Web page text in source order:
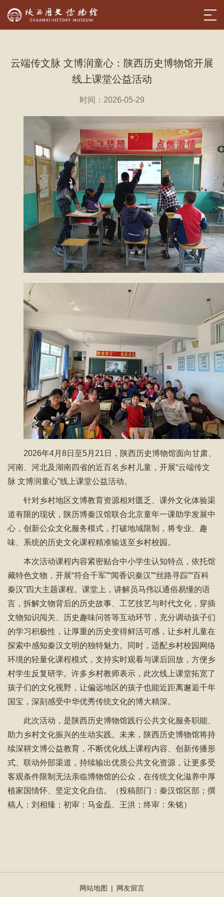
云端传文脉 文博润童心：陕西历史博物馆开展
线上课堂公益活动
时间：2026-05-29
2026年4月8日至5月21日，陕西历史博物馆面向甘肃、
河南、河北及湖南四省的近百名乡村儿童，开展“云端传文
脉 文博润童心”线上课堂公益活动。
针对乡村地区文博教育资源相对匮乏、课外文化体验渠
道有限的现状，陕历博秦汉馆联合北京童年一课助学发展中
心，创新公众文化服务模式，打破地域限制，将专业、趣
味、系统的历史文化课程精准输送至乡村校园。
本次活动课程内容紧密贴合中小学生认知特点，依托馆
藏特色文物，开展“符合千军”“闻香识秦汉”“丝路寻踪”“百科
秦汉”四大主题课程。课堂上，讲解员马伟以通俗易懂的语
言，拆解文物背后的历史故事、工艺技艺与时代文化，穿插
文物知识闯关、历史趣味问答等互动环节，充分调动孩子们
的学习积极性，让厚重的历史变得鲜活可感，让乡村儿童在
探索中感知秦汉文明的独特魅力。同时，适配乡村校园网络
环境的轻量化课程模式，支持实时观看与课后回放，方便乡
村学生反复研学。许多乡村教师表示，此次线上课堂拓宽了
孩子们的文化视野，让偏远地区的孩子也能近距离邂逅千年
国宝，深刻感受中华优秀传统文化的博大精深。
此次活动，是陕西历史博物馆践行公共文化服务职能、
助力乡村文化振兴的生动实践。未来，陕西历史博物馆将持
续深耕文博公益教育，不断优化线上课程内容、创新传播形
式、联动外部渠道，持续输出优质公共文化资源，让更多受
客观条件限制无法亲临博物馆的公众，在传统文化滋养中厚
植家国情怀、坚定文化自信。
（投稿部门：秦汉馆区部；撰
稿人：刘相臻；初审：马金磊、王洪；终审：朱铭）
网站地图 | 网友留言